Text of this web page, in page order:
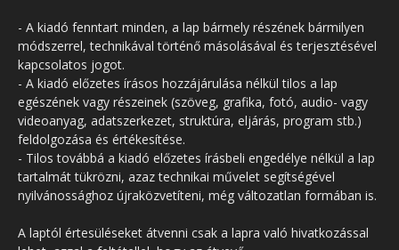
- A kiadó fenntart minden, a lap bármely részének bármilyen
módszerrel, technikával történő másolásával és terjesztésével
kapcsolatos jogot.
- A kiadó előzetes írásos hozzájárulása nélkül tilos a lap
egészének vagy részeinek (szöveg, grafika, fotó, audio- vagy
videoanyag, adatszerkezet, struktúra, eljárás, program stb.)
feldolgozása és értékesítése.
- Tilos továbbá a kiadó előzetes írásbeli engedélye nélkül a lap
tartalmát tükrözni, azaz technikai művelet segítségével
nyilvánossághoz újraközvetíteni, még változatlan formában is.
A laptól értesüléseket átvenni csak a lapra való hivatkozással